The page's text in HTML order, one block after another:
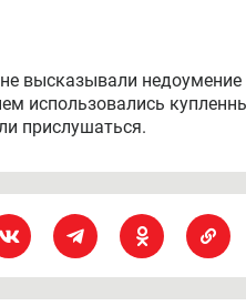
высказывали недоумение
использовались
прислушаться.